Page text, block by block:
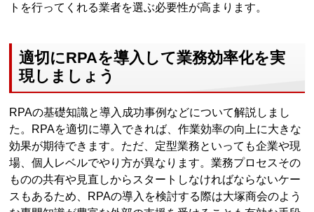
トを行ってくれる業者を選ぶ必要性が高まります。
適切にRPAを導入して業務効率化を実
現しましょう
RPAの基礎知識と導入成功事例などについて解説しまし
た。RPAを適切に導入できれば、作業効率の向上に大きな
効果が期待できます。ただ、定型業務といっても企業や現
場、個人レベルでやり方が異なります。業務プロセスその
ものの共有や見直しからスタートしなければならないケー
スもあるため、RPAの導入を検討する際は大塚商会のよう